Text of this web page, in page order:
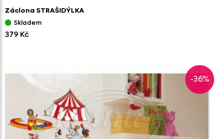
Záclona STRAŠIDÝLKA
Skladem
379 Kč
-36%